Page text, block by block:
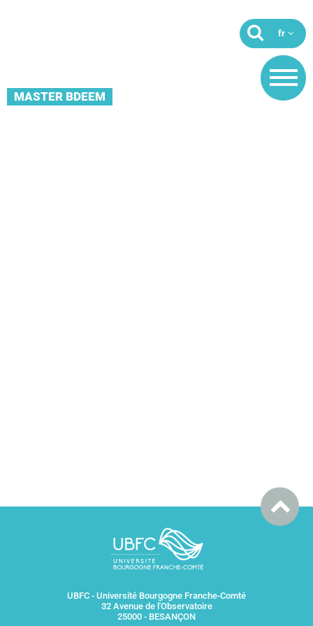
MASTER BDEEM
UBFC - Université Bourgogne Franche-Comté
32 Avenue de l'Observatoire
25000 - BESANÇON